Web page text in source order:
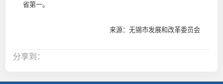
省第一。
来源：无锡市发展和改革委员会
分享到：